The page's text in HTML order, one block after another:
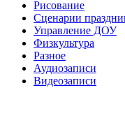
Рисование
Сценарии
Управление ДОУ
Физкультура
Разное
Аудиозаписи
Видеозаписи